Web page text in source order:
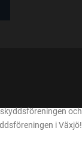
och
i Växjö!